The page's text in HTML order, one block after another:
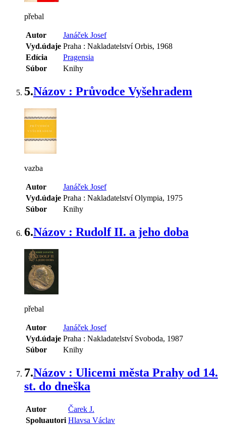
přebal
Autor
Janáček Josef
Vyd.údaje Praha : Nakladatelství Orbis, 1968
Edícia
Pragensia
Súbor
Knihy
5.Názov : Průvodce Vyšehradem
vazba
Autor
Janáček Josef
Vyd.údaje Praha : Nakladatelství Olympia, 1975
Súbor
Knihy
6.Názov : Rudolf II. a jeho doba
přebal
Autor
Janáček Josef
Vyd.údaje Praha : Nakladatelství Svoboda, 1987
Súbor
Knihy
7.Názov : Ulicemi města Prahy od 14.
st. do dneška
Autor
Čarek J.
Spoluautori Hlavsa Václav